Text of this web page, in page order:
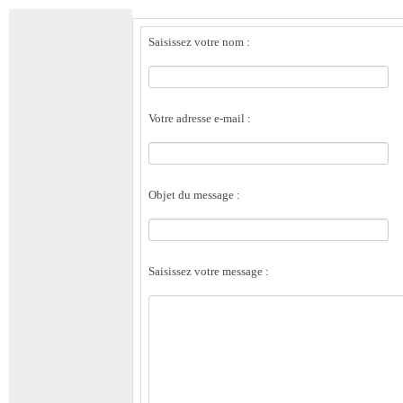
Saisissez votre nom :
Votre adresse e-mail :
Objet du message :
Saisissez votre message :